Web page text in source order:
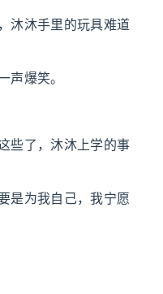
沐沐手里的玩具难道
声爆笑。
些了，沐沐上学的事
是为我自己，我宁愿